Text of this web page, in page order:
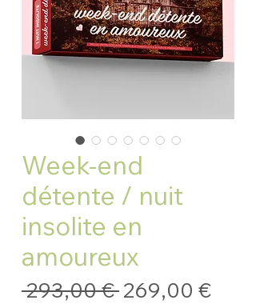
Week-end
détente / nuit
insolite en
amoureux
293,00 € Standardpreis
269,00 €Sale-